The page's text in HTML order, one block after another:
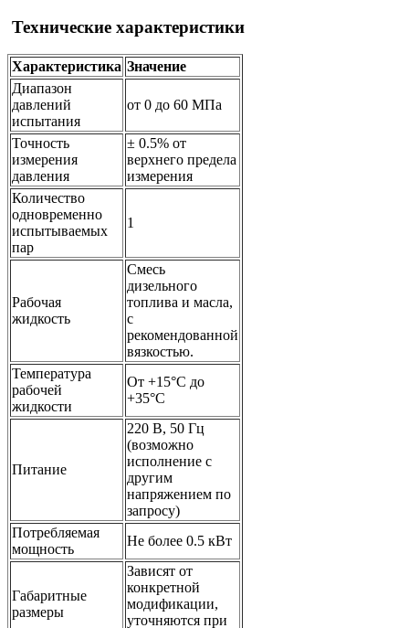
Технические характеристики
Характеристика Значение
Диапазон
давлений
испытания
от 0 до 60 МПа
Точность
измерения
давления
± 0.5% от
верхнего предела
измерения
Количество
одновременно
испытываемых
пар
1
Рабочая
жидкость
Смесь
дизельного
топлива и масла,
с
рекомендованной
вязкостью.
Температура
рабочей
жидкости
От +15°C до
+35°C
Питание
220 В, 50 Гц
(возможно
исполнение с
другим
напряжением по
запросу)
Потребляемая
мощность
Не более 0.5 кВт
Габаритные
размеры
Зависят от
конкретной
модификации,
уточняются при